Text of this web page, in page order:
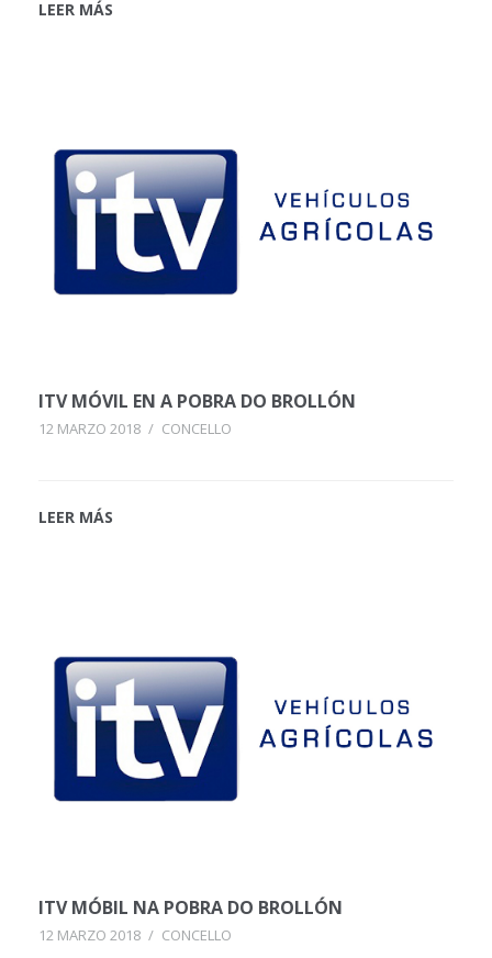
LEER MÁS
ITV MÓVIL EN A POBRA DO BROLLÓN
12 MARZO 2018 / CONCELLO
LEER MÁS
ITV MÓBIL NA POBRA DO BROLLÓN
12 MARZO 2018 / CONCELLO